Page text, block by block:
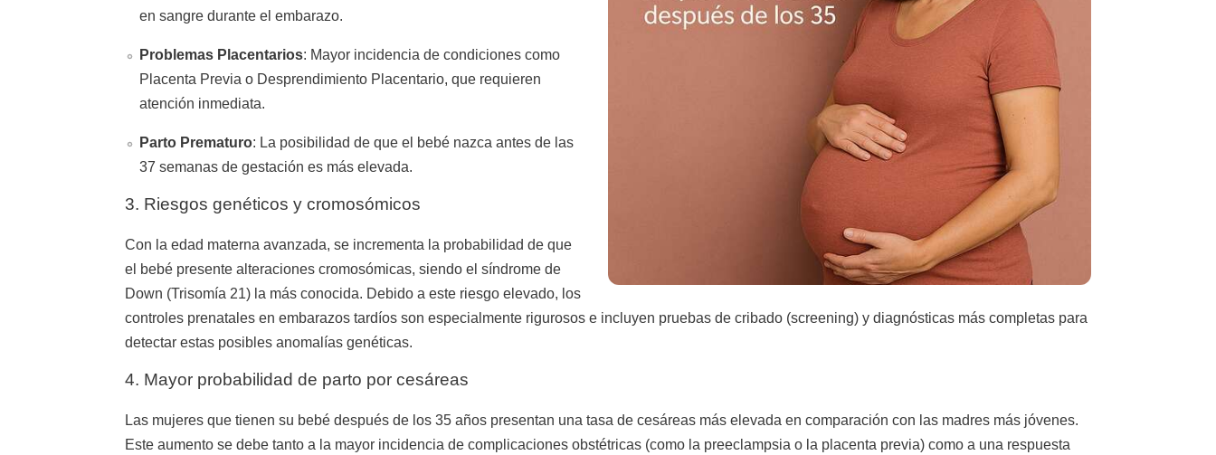
en sangre durante el embarazo.
Problemas Placentarios: Mayor incidencia de condiciones como
Placenta Previa o Desprendimiento Placentario, que requieren
atención inmediata.
Parto Prematuro: La posibilidad de que el bebé nazca antes de las
37 semanas de gestación es más elevada.
3. Riesgos genéticos y cromosómicos
Con la edad materna avanzada, se incrementa la probabilidad de que
el bebé presente alteraciones cromosómicas, siendo el síndrome de
Down (Trisomía 21) la más conocida. Debido a este riesgo elevado, los
controles prenatales en embarazos tardíos son especialmente rigurosos e incluyen pruebas de cribado (screening) y diagnósticas más completas para
detectar estas posibles anomalías genéticas.
4. Mayor probabilidad de parto por cesáreas
Las mujeres que tienen su bebé después de los 35 años presentan una tasa de cesáreas más elevada en comparación con las madres más jóvenes.
Este aumento se debe tanto a la mayor incidencia de complicaciones obstétricas (como la preeclampsia o la placenta previa) como a una respuesta